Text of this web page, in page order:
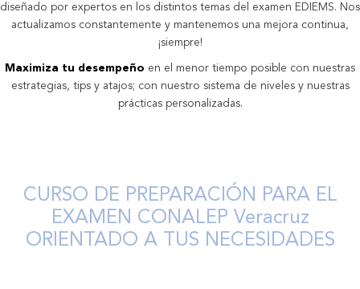
diseñado por expertos en los distintos temas del examen EDIEMS. Nos
actualizamos constantemente y mantenemos una mejora continua,
¡siempre!
Maximiza tu desempeño en el menor tiempo posible con nuestras
estrategias, tips y atajos; con nuestro sistema de niveles y nuestras
prácticas personalizadas.
CURSO DE PREPARACIÓN PARA EL
EXAMEN CONALEP Veracruz
ORIENTADO A TUS NECESIDADES